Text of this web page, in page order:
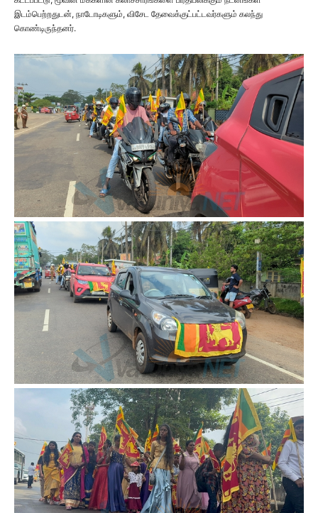
இடம்பெற்றதுடன், நாடோடிகளும், விசேட தேவைக்குட்பட்டவர்களும் கலந்து
கொண்டிருந்தனர்.